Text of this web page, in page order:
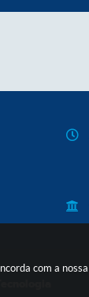
com a nossa